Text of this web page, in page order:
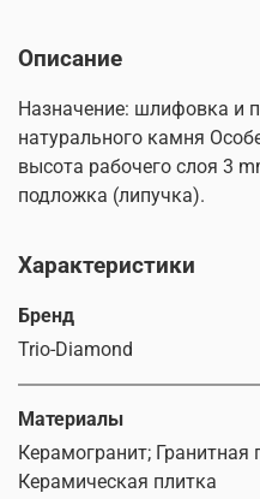
Описание
Назначение: шлифовка и
натурального камня
высота рабочего слоя 3
подложка (липучка).
Характеристики
Бренд
Trio-Diamond
Материалы
Керамогранит;
Керамическая плитка